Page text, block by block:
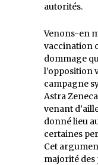
autorités.
Venons-en
vaccination
dommage
l’opposition
campagne
Astra
venant
donné lieu
certaines
Cet
majorité des